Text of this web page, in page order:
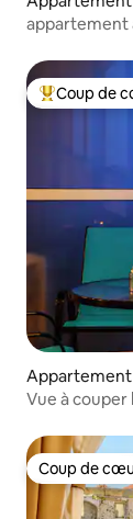
appartement
Coup de
Coup de
Appartement
Vue à
Coup de
Coup de